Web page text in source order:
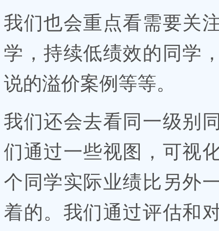
我们也会重点看需要关
学，持续低绩效的同学
说的溢价案例等等。
我们还会去看同一级别
们通过一些视图，可视
个同学实际业绩比另外
着的。我们通过评估和